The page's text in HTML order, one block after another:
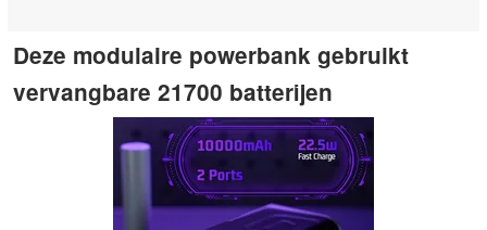
Deze modulaire powerbank gebruikt
vervangbare 21700 batterijen